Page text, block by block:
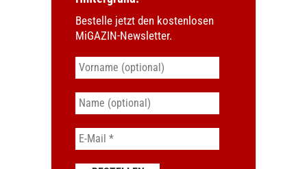
Bestelle jetzt den kostenlosen
MiGAZIN-Newsletter.